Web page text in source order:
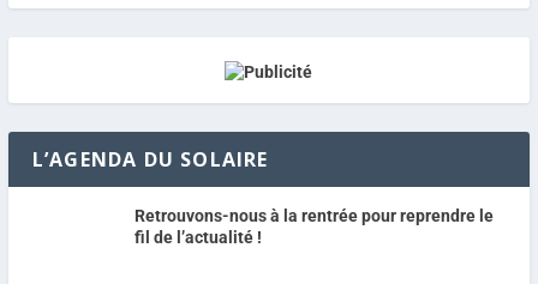
L’AGENDA DU SOLAIRE
Retrouvons-nous à la rentrée pour reprendre le
fil de l’actualité !